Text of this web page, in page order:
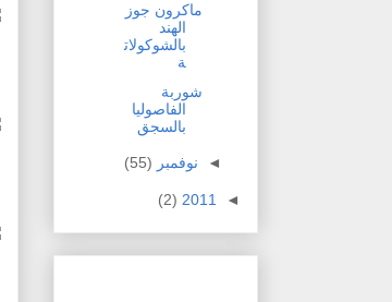
ماكرون جوز
الهند
بالشوكولات
ة
شوربة
الفاصوليا
بالسجق
◄ نوفمبر (55)
◄
2011
(2)